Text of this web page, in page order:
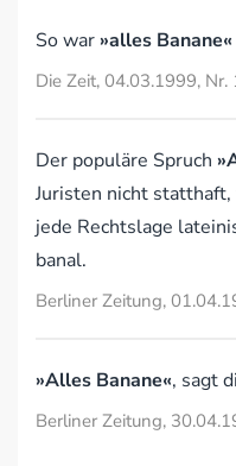
So war»alles Banane«
Die Zeit, 04.03.1999, Nr.
Der populäre Spruch
Juristen nicht
jede Rechtslage
banal.
Berliner Zeitung,
»Alles Banane«, sagt
Berliner Zeitung,